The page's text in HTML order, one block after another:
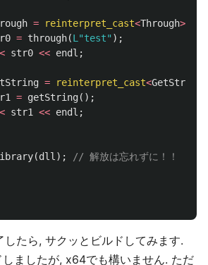
= reinterpret_cast<Through>
= through(L"test" );
str0 << endl ;
= reinterpret_cast<GetString
= getString();
str1 << endl ;
(dll ); // 解放は忘れずに！！
したら, サクッとビルドしてみます.
ましたが, x64でも構いません. ただ